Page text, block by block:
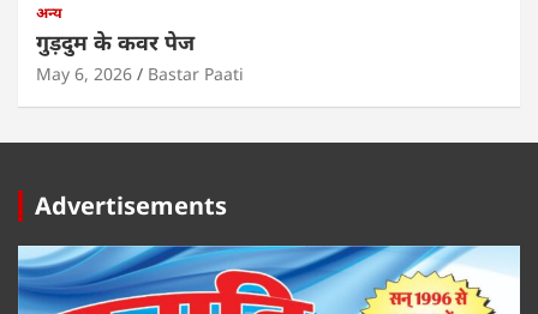
अन्य
गुड़दुम के कवर पेज
May 6, 2026 Bastar Paati
Advertisements